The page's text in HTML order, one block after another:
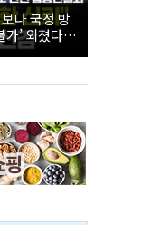
다 국정 방
’ 외쳤다 |
위원 후